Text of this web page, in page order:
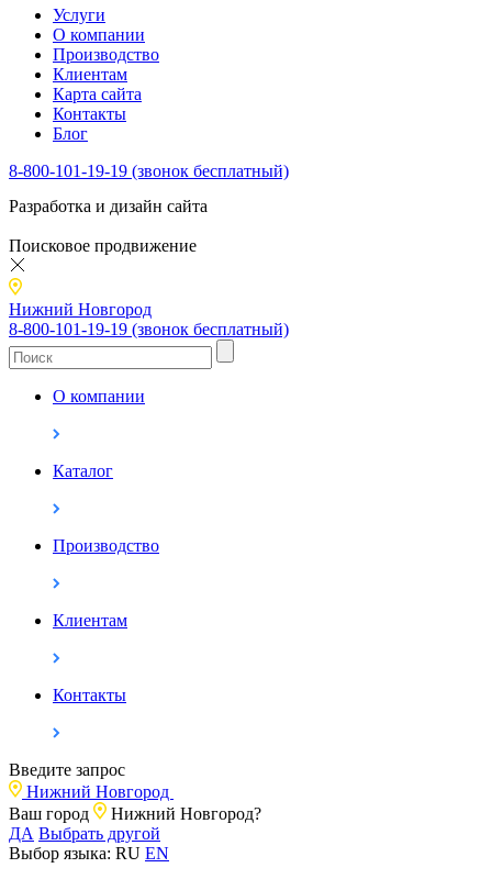
Услуги
О компании
Производство
Клиентам
Карта сайта
Контакты
Блог
8-800-101-19-19 (звонок бесплатный)
Разработка и дизайн сайта
Поисковое продвижение
Нижний Новгород
8-800-101-19-19 (звонок бесплатный)
О компании
Каталог
Производство
Клиентам
Контакты
Введите запрос
Нижний Новгород
Ваш город
Нижний Новгород?
ДА Выбрать другой
Выбор языка: RU EN